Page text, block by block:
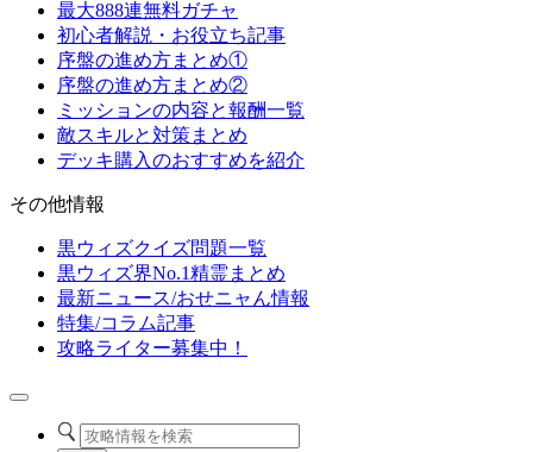
最大888連無料ガチャ
初心者解説・お役立ち記事
序盤の進め方まとめ①
序盤の進め方まとめ②
ミッションの内容と報酬一覧
敵スキルと対策まとめ
デッキ購入のおすすめを紹介
その他情報
黒ウィズクイズ問題一覧
黒ウィズ界No.1精霊まとめ
最新ニュース/おせニャん情報
特集/コラム記事
攻略ライター募集中！